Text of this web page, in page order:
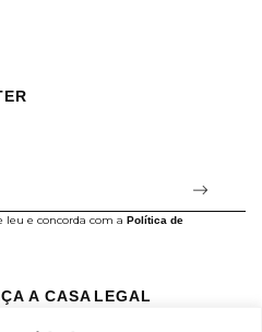
leu e concorda com a Política de
A CASA LEGAL